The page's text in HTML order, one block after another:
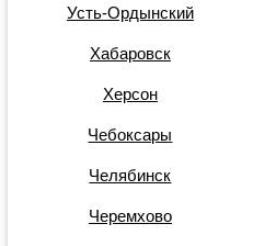
Усть-Ордынский
Хабаровск
Херсон
Чебоксары
Челябинск
Черемхово